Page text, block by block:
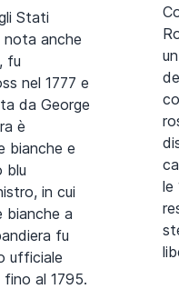
Stati
nota anche
fu
nel 1777 e
da George
è
bianche e
blu
in cui
bianche a
fu
ufficiale
al 1795.
le